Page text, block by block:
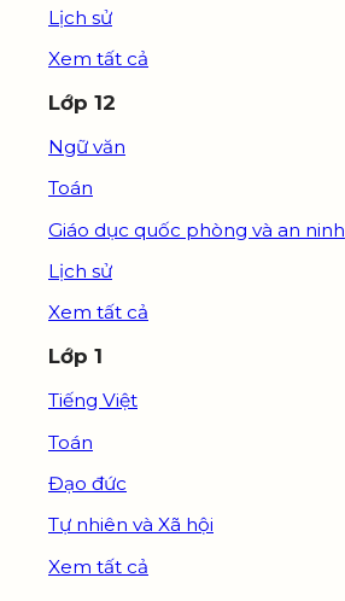
Lịch sử
Xem tất cả
Lớp 12
Ngữ văn
Toán
Giáo dục quốc phòng và an ninh
Lịch sử
Xem tất cả
Lớp 1
Tiếng Việt
Toán
Đạo đức
Tự nhiên và Xã hội
Xem tất cả